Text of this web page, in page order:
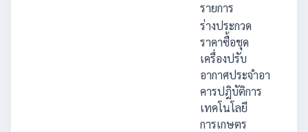
รายการ
ร่างประกวด
ราคาซื้อชุด
เครื่องปรับ
อากาศประจำอา
คารปฎิบัติการ
เทคโนโลยี
การเกษตร